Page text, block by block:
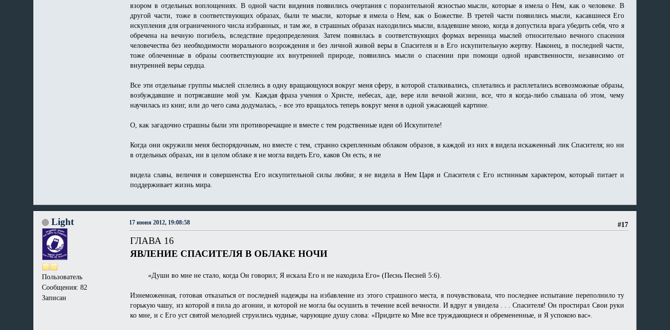
взором в отдельных воплощениях. В одной части видения появились очертания с поразительной ясностью мысли, которые я имела о Нем, как о человеке. В
другой части, тоже в соответствующих образах, были те мысли, которые я имела о Нем, как о Божестве. В третей части появились мысли, касавшиеся Его
искупления для ограниченного числа избранных, и там же, в страшных образах находились мысли, владевшие мною, когда я допустила врага убедить себя, что я
обречена на вечную погибель, вследствие предопределения. Затем появилась в соответствующих формах вереница мыслей относительно вечного спасения
человечества без необходимости морального возрождения и без личной живой веры в Спасителя и в Его искупительную жертву. Наконец, в последней части,
тоже облеченные в образы соответствующие их внутренней природе, появились мысли о спасении при помощи одной нравственности, независимо от
внутренней веры сердца.
Все эти отдельные группы мыслей сплелись в одну вращающуюся вокруг меня сферу, в которой сталкивались, сплетались и расплетались всевозможные образы,
возбуждавшие и потрясавшие мой ум. Каждая фраза учения о Христе, небесах, аде, вере или вечной жизни, все, что я когда-либо слышала об этом, чему
научилась из книг, или до чего сама додумалась, - все это вращалось теперь вокруг меня в одной ужасающей картине.
О, как загадочно страшны были эти противоречащие и вместе с тем родственные идеи об Искупителе!
Когда они окружили меня беспорядочным, но вместе с тем, странно скрепленным облаком образов, в каждой из них я видела искаженный лик Спасителя; но ни
в отдельных образах, ни в целом облаке я не могла видеть Его, каков Он есть; я не
видела славы, величия и совершенства Его искупительной силы любви; я не видела в Нем Царя и Спасителя с Его истинным характером, который питает и
поддерживает жизнь мира.
Light
Пользователь
Сообщения: 82
Записан
#17
17 июня 2012, 19:08:58
ГЛАВА 16
ЯВЛЕНИЕ СПАСИТЕЛЯ В ОБЛАКЕ НОЧИ
«Души во мне не стало, когда Он говорил; Я искала Его и не находила Его» (Песнь Песней 5:6).
Изнеможенная, готовая отказаться от последней надежды на избавление из этого страшного места, я почувствовала, что последнее испытание переполнило ту
горькую чашу, из которой я пила до агонии, и которой не могла бы осушить в течение всей вечности. И вдруг я увидела . . . Спасителя! Он простирал Свои руки
ко мне, и с Его уст святой мелодией струились чудные, чарующие душу слова: «Придите ко Мне все труждающиеся и обремененные, и Я успокою вас».